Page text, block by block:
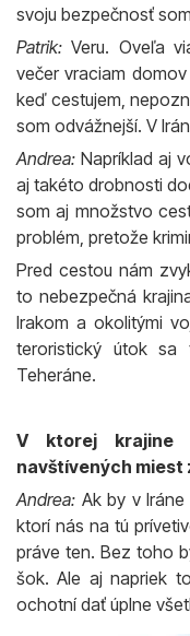
svoju bezpečnosť
Patrik: Veru. Oveľa
večer vraciam
keď cestujem,
som odvážnejší. V
Andrea: Napríklad aj
aj takéto drobnosti
som aj množstvo
problém, pretože
Pred cestou nám
to nebezpečná
Irakom a okolitými
teroristický útok sa
Teheráne.
V ktorej krajine
navštívených miest
Andrea: Ak by v Iráne
ktorí nás na tú
práve ten. Bez toho
šok. Ale aj napriek
ochotní dať úplne